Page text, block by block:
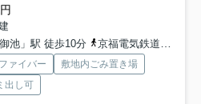
池」駅 徒歩10分
京福電気鉄道嵐山本線「山ノ内」駅 徒歩4分
ァイバー
敷地内ごみ置き場
出し可